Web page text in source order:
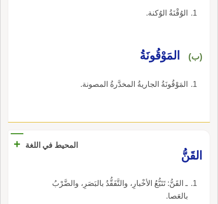
الوُقْنَةُ الوُكنة.
(ب) المَوْقُونَةُ
المَوْقُونَةُ الجاريةُ المخدَّرةُ المصونة.
المحيط في اللغة
+
القَنُّ
ـ القَنُّ: تَتَبُّعُ الأخْبارِ، والتَّفَقُّدُ بالبَصَرِ، والضَّرْبُ
بالعَصا.